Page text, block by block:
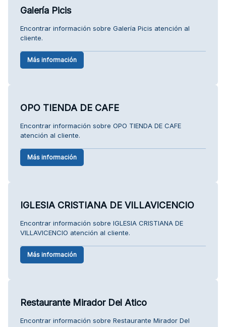
Galería Picis
Encontrar información sobre Galería Picis atención al
cliente.
Más información
OPO TIENDA DE CAFE
Encontrar información sobre OPO TIENDA DE CAFE
atención al cliente.
Más información
IGLESIA CRISTIANA DE VILLAVICENCIO
Encontrar información sobre IGLESIA CRISTIANA DE
VILLAVICENCIO atención al cliente.
Más información
Restaurante Mirador Del Atico
Encontrar información sobre Restaurante Mirador Del